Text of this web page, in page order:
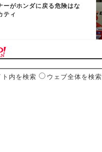
ーがホンダに戻る危険はな
ティ
ト内を検索 ウェブ全体を検索